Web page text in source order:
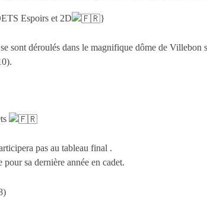
Espoirs et 2D }
sont déroulés dans le magnifique dôme de Villebon
pas au tableau final .
sa dernière année en cadet.